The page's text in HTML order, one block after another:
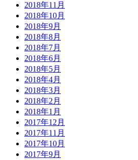
2018年11月
2018年10月
2018年9月
2018年8月
2018年7月
2018年6月
2018年5月
2018年4月
2018年3月
2018年2月
2018年1月
2017年12月
2017年11月
2017年10月
2017年9月